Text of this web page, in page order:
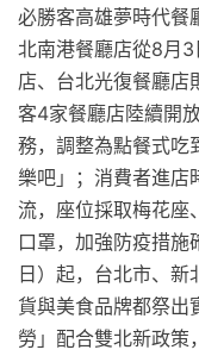
必勝客高雄夢時代餐
北南港餐廳店從8月
店、台北光復餐廳
客4家餐廳店陸續開
務，調整為點餐式
樂吧」；消費者進店
流，座位採取梅花座
口罩，加強防疫措施
日）起，台北市、新
貨與美食品牌都祭出
勞」配合雙北新政策